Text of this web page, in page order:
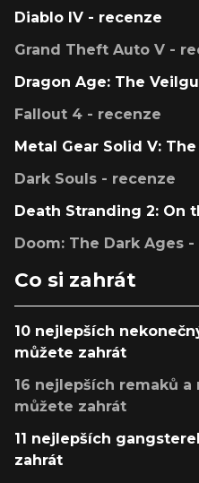
Diablo IV - recenze
Grand Theft Auto V -
Dragon Age: The
Fallout 4 - recenze
Metal Gear Solid V:
Dark Souls - recenze
Death Stranding 2: On
Doom: The Dark Ages
Co si zahrát
10 nejlepších
můžete zahrát
16 nejlepších remaků
můžete zahrát
11 nejlepších
zahrát